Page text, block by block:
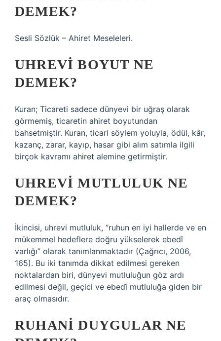
DEMEK?
Sesli Sözlük – Ahiret Meseleleri.
UHREVI BOYUT NE
DEMEK?
Kuran; Ticareti sadece dünyevi bir uğraş olarak
görmemiş, ticaretin ahiret boyutundan
bahsetmiştir. Kuran, ticari söylem yoluyla, ödül, kâr,
kazanç, zarar, kayıp, hasar gibi alım satımla ilgili
birçok kavramı ahiret alemine getirmiştir.
UHREVI MUTLULUK NE
DEMEK?
İkincisi, uhrevi mutluluk, “ruhun en iyi hallerde ve en
mükemmel hedeflere doğru yükselerek ebedî
varlığı” olarak tanımlanmaktadır (Çağrıcı, 2006,
165). Bu iki tanımda dikkat edilmesi gereken
noktalardan biri, dünyevi mutluluğun göz ardı
edilmesi değil, geçici ve ebedî mutluluğa giden bir
araç olmasıdır.
RUHANI DUYGULAR NE